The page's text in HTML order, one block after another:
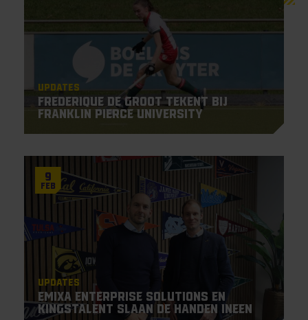
Updates
Frederique De Groot tekent bij
Franklin Pierce University
9
Feb
Updates
Emixa Enterprise Solutions en
KingsTalent slaan de handen ineen